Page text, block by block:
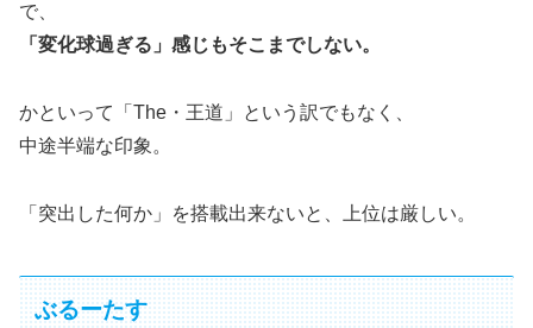
で、
「変化球過ぎる」感じもそこまでしない。
かといって「The・王道」という訳でもなく、
中途半端な印象。
「突出した何か」を搭載出来ないと、上位は厳しい。
ぶるーたす